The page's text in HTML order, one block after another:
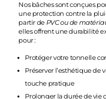
Nos bâches sont conçues
une protection contre la
partir de PVC ou de
elles offrent une durabilité
pour :
Protéger votre tonnelle
Préserver l’esthétique
touche pratique
Prolonger la durée de vie